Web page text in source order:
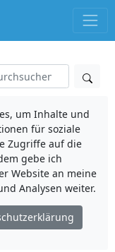
um Inhalte und
für soziale
Zugriffe auf die
gebe ich
Website an meine
Analysen weiter.